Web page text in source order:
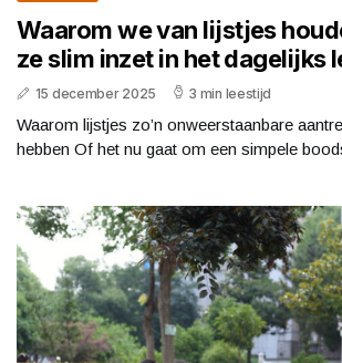
Waarom we van lijstjes
ze slim inzet in het dagelijks
15 december 2025 3 min leestijd
Waarom lijstjes zo’n onweerstaanbare
hebben Of het nu gaat om een simpele